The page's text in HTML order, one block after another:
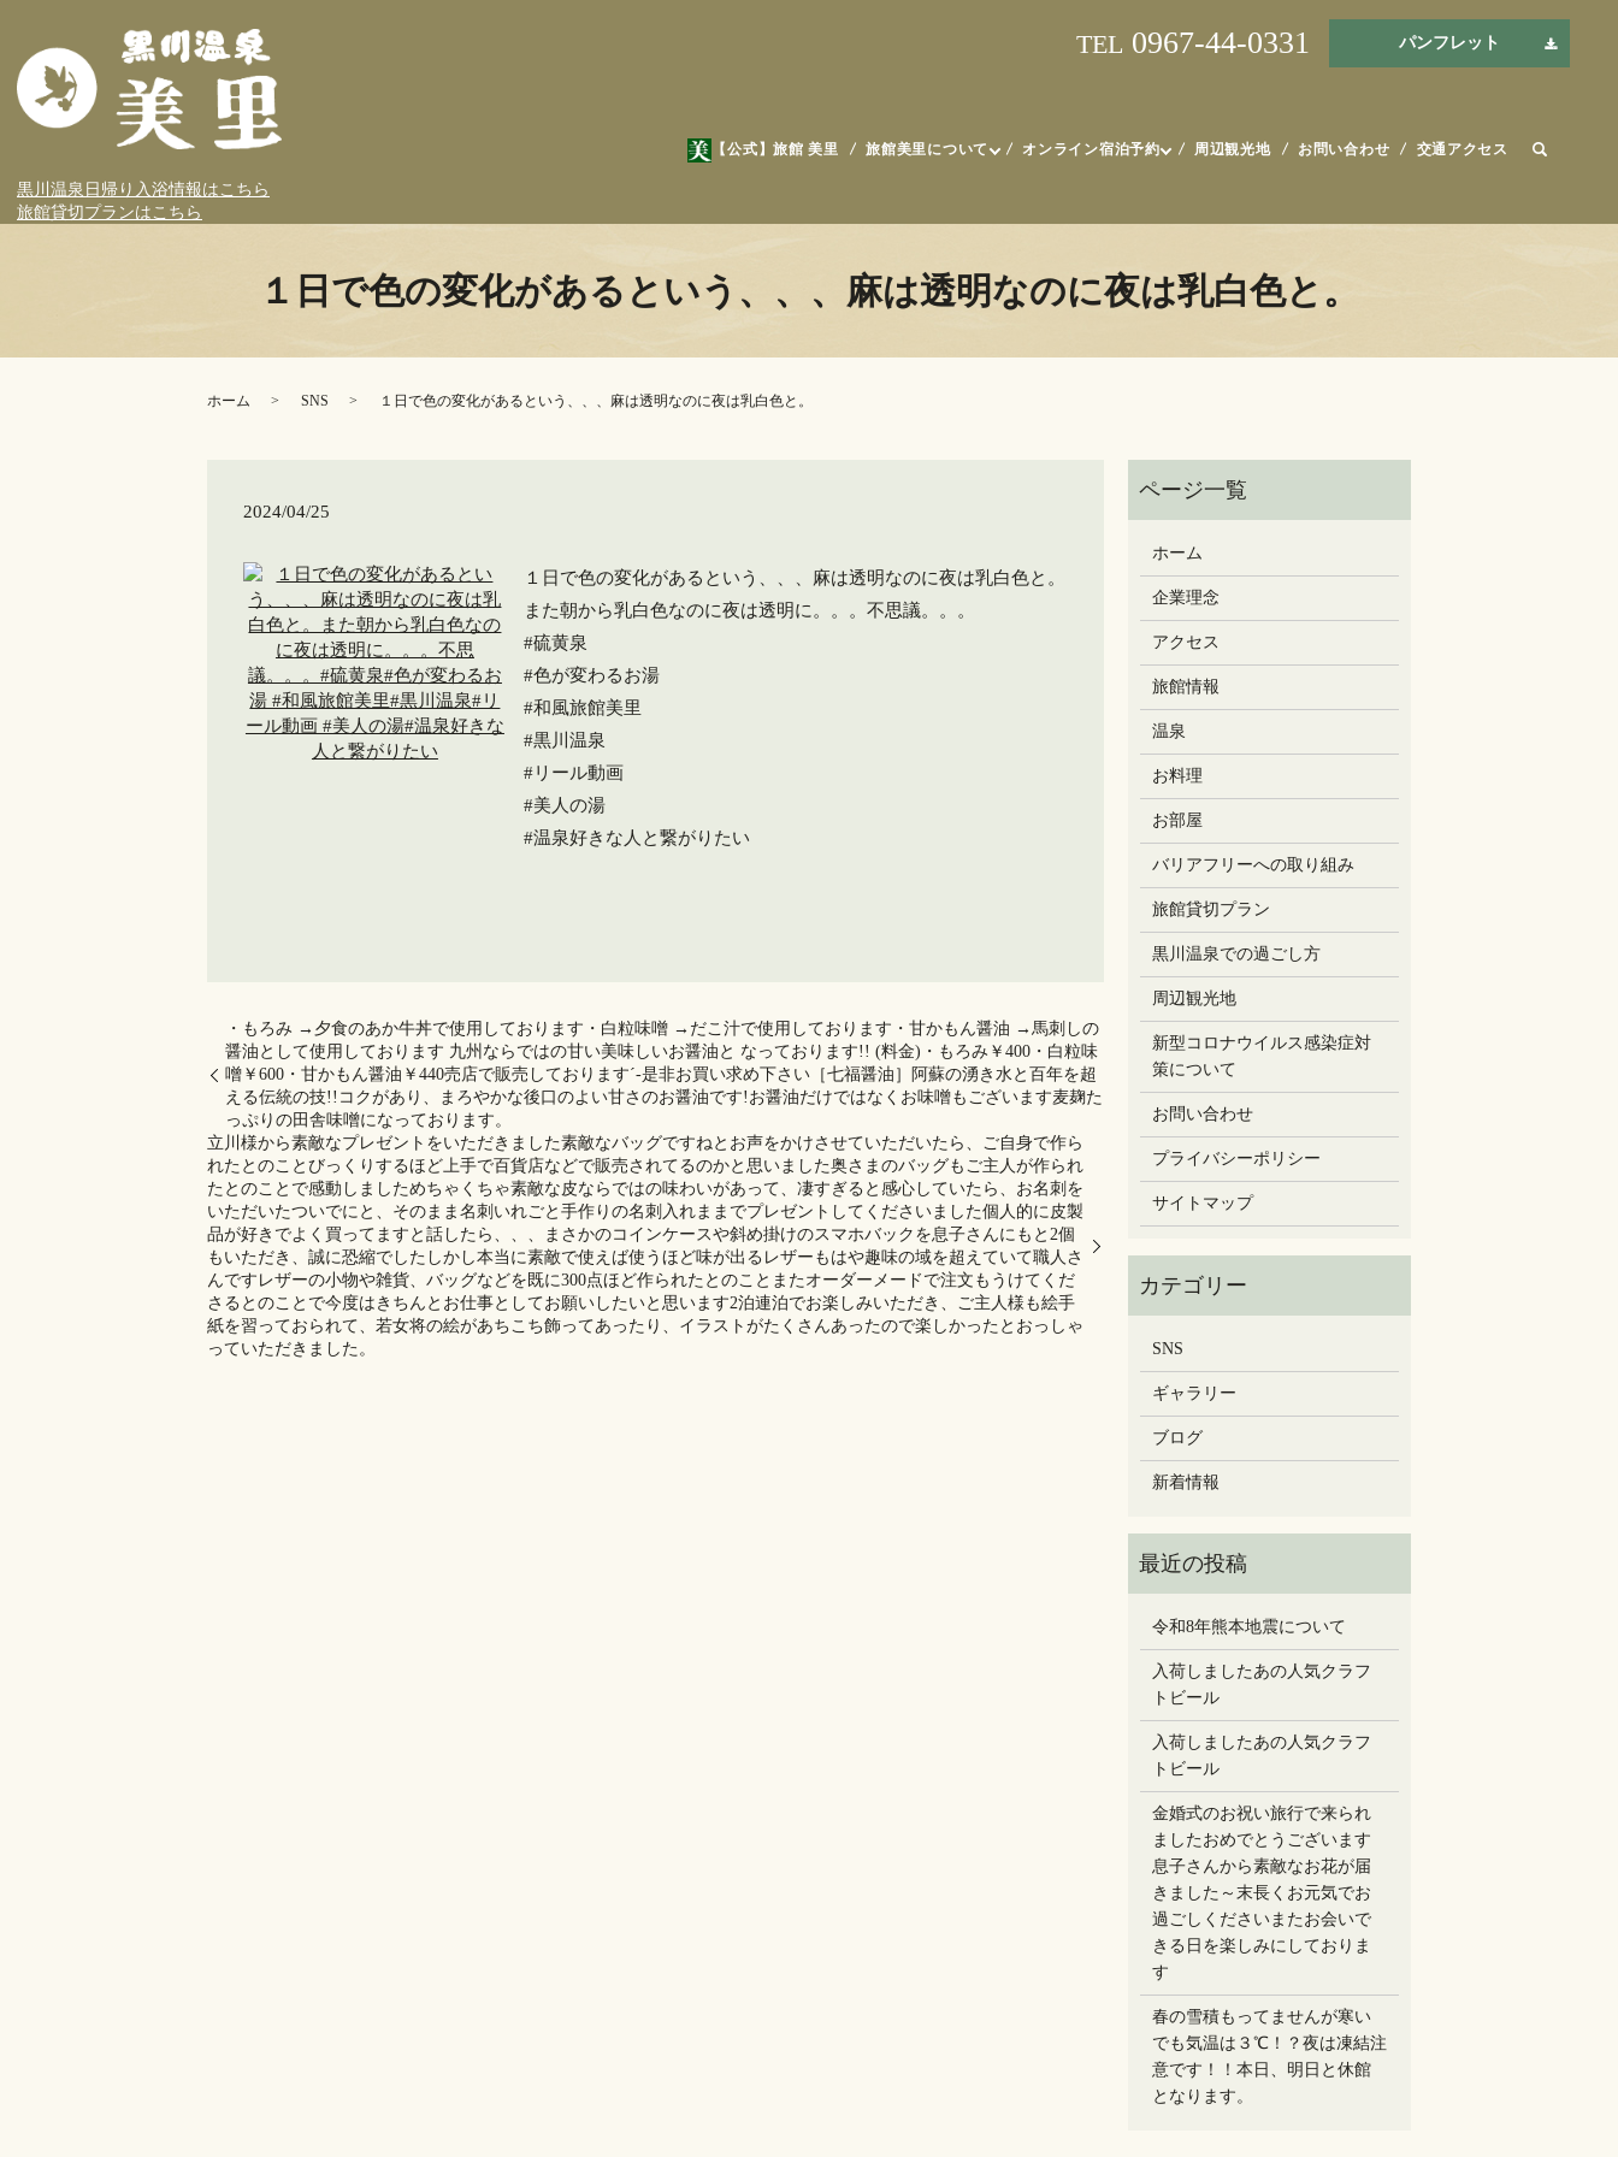
【公式】旅館 美里 旅館美里について オンライン宿泊予約 周辺観光地 お問い合わせ 交通アクセス
TEL 0967-44-0331 パンフレット
黒川温泉日帰り入浴情報はこちら
旅館貸切プランはこちら
１日で色の変化があるという、、、麻は透明なのに夜は乳白色と。
ホーム SNS １日で色の変化があるという、、、麻は透明なのに夜は乳白色と。
2024/04/25
１日で色の変化があるという、、、麻は透明なのに夜は乳白色と。
また朝から乳白色なのに夜は透明に。。。不思議。。。️
#硫黄泉
#色が変わるお湯
#和風旅館美里
#黒川温泉
#リール動画
#美人の湯
#温泉好きな人と繋がりたい
・もろみ →夕食のあか牛丼で使用しております・白粒味噌 →だこ汁で使用しております・甘かもん醤油 →馬刺しの
醤油として使用しております 九州ならではの甘い美味しいお醤油と なっております!! (料金)・もろみ￥400・白粒味
噌￥600・甘かもん醤油￥440売店で販売しております︎´-是非お買い求め下さい［七福醤油］阿蘇の湧き水と百年を超
える伝統の技!!コクがあり、まろやかな後口のよい甘さのお醤油です!お醤油だけではなくお味噌もございます麦麹た
っぷりの田舎味噌になっております。
立川様から素敵なプレゼントをいただきました素敵なバッグですねとお声をかけさせていただいたら、ご自身で作ら
れたとのこと️びっくりするほど上手で百貨店などで販売されてるのかと思いました奥さまのバッグもご主人が作られ
たとのことで感動しました️めちゃくちゃ素敵な皮ならではの味わいがあって、凄すぎると感心していたら、お名刺を
いただいたついでにと、そのまま名刺いれごと手作りの名刺入れままでプレゼントしてくださいました️個人的に皮製
品が好きでよく買ってますと話したら、、、まさかのコインケースや斜め掛けのスマホバックを息子さんにもと2個
もいただき、誠に恐縮でしたしかし本当に素敵で使えば使うほど味が出るレザー️もはや趣味の域を超えていて職人さ
んです️レザーの小物や雑貨、バッグなどを既に300点ほど作られたとのこと️またオーダーメードで注文もうけてくだ
さるとのことで今度はきちんとお仕事としてお願いしたいと思います️2泊連泊でお楽しみいただき、ご主人様も絵手
紙を習っておられて、若女将の絵があちこち飾ってあったり、イラストがたくさんあったので楽しかったとおっしゃ
っていただきました。
ホーム
企業理念
アクセス
旅館情報
温泉
お料理
お部屋
バリアフリーへの取り組み
旅館貸切プラン
黒川温泉での過ごし方
周辺観光地
新型コロナウイルス感染症対
策について
お問い合わせ
プライバシーポリシー
サイトマップ
SNS
ギャラリー
ブログ
新着情報
令和8年熊本地震について
入荷しましたあの人気クラフ
トビール
入荷しましたあの人気クラフ
トビール
金婚式のお祝い旅行で来られ
ましたおめでとうございます
息子さんから素敵なお花が届
きました～末長くお元気でお
過ごしください️またお会いで
きる日を楽しみにしておりま
す
春の雪積もってませんが寒い
でも気温は３℃！？夜は凍結注
意です！！本日、明日と休館
となります。